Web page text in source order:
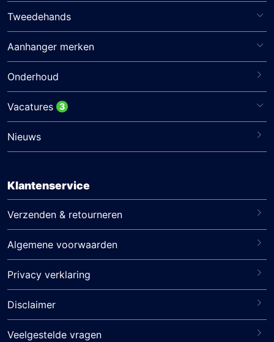
Tweedehands
Aanhanger merken
Onderhoud
Vacatures 3
Nieuws
Klantenservice
Verzenden & retourneren
Algemene voorwaarden
Privacy verklaring
Disclaimer
Veelgestelde vragen